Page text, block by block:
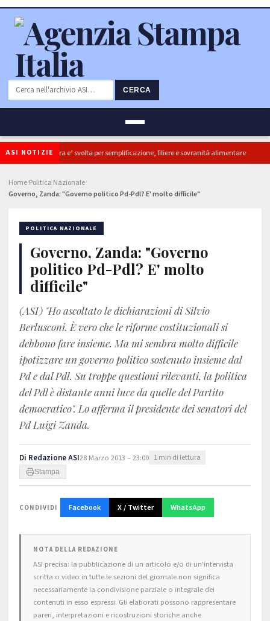
CERCA
ASI NOTIZIE
ok Camera e’ svolta per semplificazione, filiere e sovranità alimentare
Home Politica Nazionale
Governo, Zanda: "Governo politico Pd-Pdl? E' molto difficile"
POLITICA NAZIONALE
Governo, Zanda: "Governo
politico Pd-Pdl? E' molto
difficile"
(ASI) "Ho ascoltato le dichiarazioni di Silvio
Berlusconi. È vero che le riforme costituzionali si
debbono fare insieme. Ma mi sembra molto difficile
ipotizzare un governo politico sostenuto insieme dal
Pd e dal Pdl. Su troppe questioni rilevanti, la politica
del Pdl è distante anni luce da quelle del Partito
democratico". Lo afferma il presidente dei senatori del
Pd Luigi Zanda.
Di Redazione ASI28 Marzo 2013 – 23:00 1 min di lettura
Stampa
CONDIVIDI Facebook X / Twitter WhatsApp
NOTA DELLA REDAZIONE
ASI precisa: la pubblicazione di un articolo e/o di un'intervista
scritta o video in tutte le sezioni del giornale non significa
necessariamente la condivisione parziale o integrale dei
contenuti in esso espressi. Gli elaborati possono rappresentare
pareri, interpretazioni e ricostruzioni storiche anche